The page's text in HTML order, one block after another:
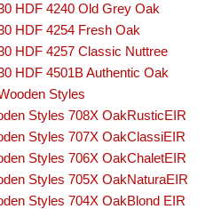
HDF 4240 Old Grey Oak
HDF 4254 Fresh Oak
HDF 4257 Classic Nuttree
HDF 4501B Authentic Oak
Styles
Styles 708X OakRusticEIR
Styles 707X OakClassiEIR
Styles 706X OakChaletEIR
Styles 705X OakNaturaEIR
Styles 704X OakBlond EIR